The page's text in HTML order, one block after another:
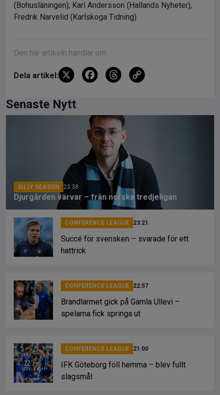
(Bohusläningen), Karl Andersson (Hallands Nyheter),
Fredrik Narvelid (Karlskoga Tidning).
Den här artikeln handlar om:
Dela artikel: X
F
b
o
o
k
T
a
d
s
Senaste Nytt
SILLY SEASON 23:38
Djurgården värvar – från norska tredjeligan
CONFERENCE LEAGUE 23:21
Succé för svensken – svarade för ett
hattrick
CONFERENCE LEAGUE 22:57
Brandlarmet gick på Gamla Ullevi –
spelarna fick springa ut
CONFERENCE LEAGUE 21:00
IFK Göteborg föll hemma – blev fullt
slagsmål